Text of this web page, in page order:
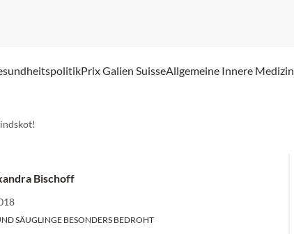
Prix Galien SuisseAllgemeine Innere Medizin
Bischoff
SÄUGLINGE BESONDERS BEDROHT